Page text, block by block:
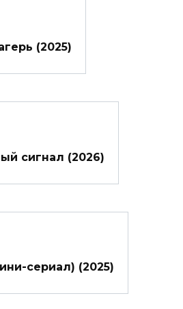
(2025)
сигнал (2026)
сериал) (2025)